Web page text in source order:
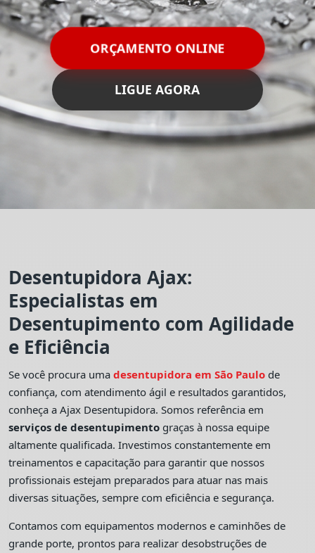
ORÇAMENTO ONLINE
LIGUE AGORA
Desentupidora Ajax:
Especialistas em
Desentupimento com Agilidade
e Eficiência
Se você procura umadesentupidora em São Paulo de
confiança, com atendimento ágil e resultados garantidos,
conheça a Ajax Desentupidora. Somos referência em
serviços de desentupimento graças à nossa equipe
altamente qualificada. Investimos constantemente em
treinamentos e capacitação para garantir que nossos
profissionais estejam preparados para atuar nas mais
diversas situações, sempre com eficiência e segurança.
Contamos com equipamentos modernos e caminhões de
grande porte, prontos para realizar desobstruções de